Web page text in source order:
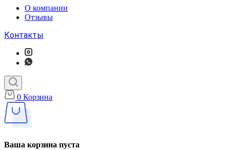
О компании
Отзывы
Контакты
0 Корзина
Ваша корзина пуста